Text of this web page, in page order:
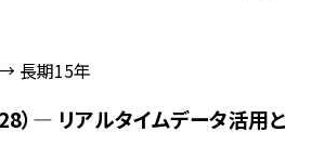
長期15年
）— リアルタイムデータ活用と